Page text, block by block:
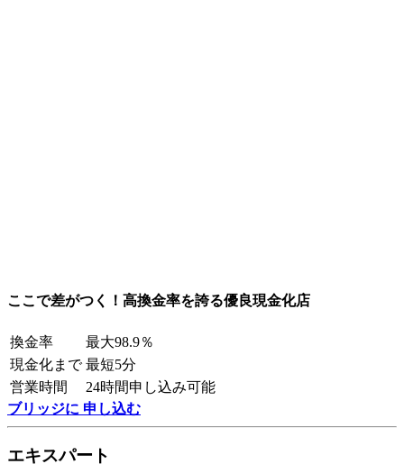
ここで差がつく！高換金率を誇る優良現金化店
換金率
最大98.9％
現金化まで 最短5分
営業時間
24時間申し込み可能
ブリッジに 申し込む
エキスパート